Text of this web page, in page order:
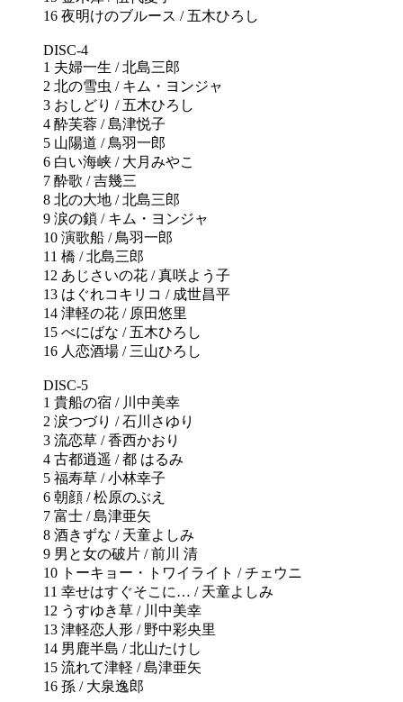
16 夜明けのブルース / 五木ひろし
DISC-4
1 夫婦一生 / 北島三郎
2 北の雪虫 / キム・ヨンジャ
3 おしどり / 五木ひろし
4 酔芙蓉 / 島津悦子
5 山陽道 / 鳥羽一郎
6 白い海峡 / 大月みやこ
7 酔歌 / 吉幾三
8 北の大地 / 北島三郎
9 涙の鎖 / キム・ヨンジャ
10 演歌船 / 鳥羽一郎
11 橋 / 北島三郎
12 あじさいの花 / 真咲よう子
13 はぐれコキリコ / 成世昌平
14 津軽の花 / 原田悠里
15 べにばな / 五木ひろし
16 人恋酒場 / 三山ひろし
DISC-5
1 貴船の宿 / 川中美幸
2 涙つづり / 石川さゆり
3 流恋草 / 香西かおり
4 古都逍遥 / 都 はるみ
5 福寿草 / 小林幸子
6 朝顔 / 松原のぶえ
7 富士 / 島津亜矢
8 酒きずな / 天童よしみ
9 男と女の破片 / 前川 清
10 トーキョー・トワイライト / チェウニ
11 幸せはすぐそこに… / 天童よしみ
12 うすゆき草 / 川中美幸
13 津軽恋人形 / 野中彩央里
14 男鹿半島 / 北山たけし
15 流れて津軽 / 島津亜矢
16 孫 / 大泉逸郎